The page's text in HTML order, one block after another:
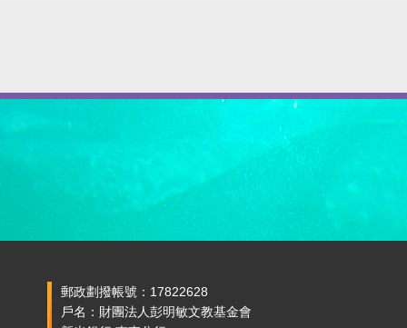
郵政劃撥帳號：17822628
戶名：財團法人彭明敏文教基金會